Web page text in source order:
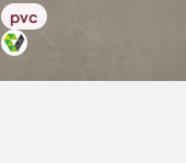
pvc